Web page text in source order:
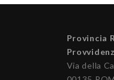
Provincia
Via della